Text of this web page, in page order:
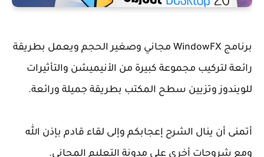
برنامج WindowFX مجاني وصغير الحجم ويعمل بطريقة
رائعة لتركيب مجموعة كبيرة من الأنيميشن والتأثيرات
للويندوز وتزيين سطح المكتب بطريقة جميلة ورائعة.
أتمنى أن ينال الشرح إعجابكم وإلى لقاء قادم بإذن الله
ومع شروحات أخرى على مدونة التعليم المجاني.